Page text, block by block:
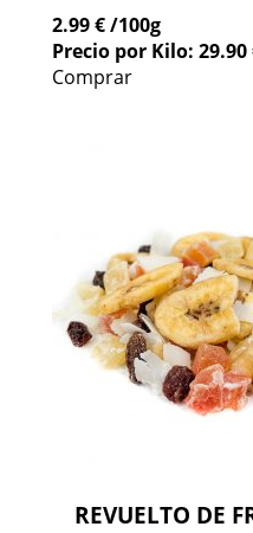
2.99 €/100g
Precio por Kilo: 29.90
Comprar
REVUELTO DE